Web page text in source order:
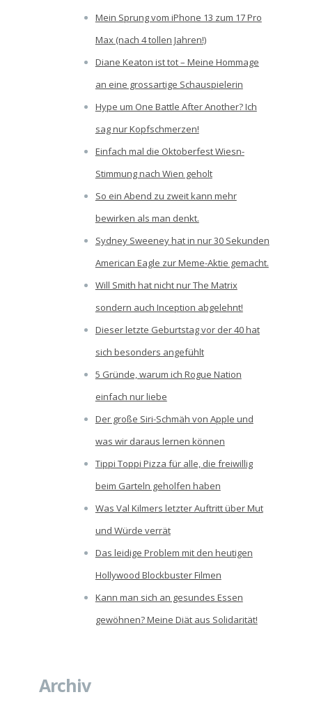
Mein Sprung vom iPhone 13 zum 17 Pro
Max (nach 4 tollen Jahren!)
Diane Keaton ist tot – Meine Hommage
an eine grossartige Schauspielerin
Hype um One Battle After Another? Ich
sag nur Kopfschmerzen!
Einfach mal die Oktoberfest Wiesn-
Stimmung nach Wien geholt
So ein Abend zu zweit kann mehr
bewirken als man denkt.
Sydney Sweeney hat in nur 30 Sekunden
American Eagle zur Meme-Aktie gemacht.
Will Smith hat nicht nur The Matrix
sondern auch Inception abgelehnt!
Dieser letzte Geburtstag vor der 40 hat
sich besonders angefühlt
5 Gründe, warum ich Rogue Nation
einfach nur liebe
Der große Siri-Schmäh von Apple und
was wir daraus lernen können
Tippi Toppi Pizza für alle, die freiwillig
beim Garteln geholfen haben
Was Val Kilmers letzter Auftritt über Mut
und Würde verrät
Das leidige Problem mit den heutigen
Hollywood Blockbuster Filmen
Kann man sich an gesundes Essen
gewöhnen? Meine Diät aus Solidarität!
Archiv